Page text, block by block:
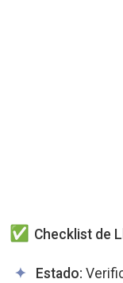
Checklist de
Estado: